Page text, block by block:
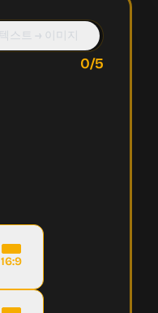
텍스트 → 이미지
0/5
16:9